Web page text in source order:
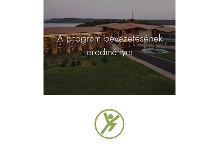
A program bevezetésének
eredményei